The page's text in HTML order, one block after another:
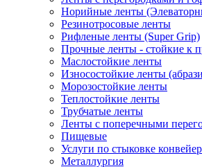
Норийные ленты
Резинотросовые ленты
Рифленые ленты (Super Grip)
Прочные ленты - стойкие к
Маслостойкие ленты
Износостойкие ленты
Морозостойкие ленты
Теплостойкие ленты
Трубчатые ленты
Ленты с поперечными
Пищевые
Услуги по стыковке
Металлургия